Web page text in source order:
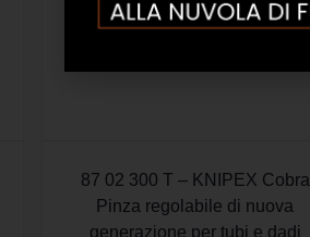
87 02 300 T – KNIPEX Cobra
Pinza regolabile di nuova
generazione per tubi e dadi